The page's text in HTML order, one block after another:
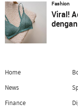
Fashion
Viral!
Home
News
Finance